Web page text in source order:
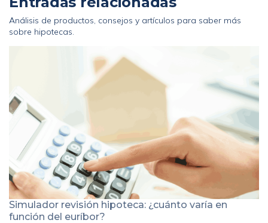
Análisis de productos, consejos y artículos para saber más
sobre hipotecas.
Simulador revisión hipoteca: ¿cuánto varía en
función del euríbor?